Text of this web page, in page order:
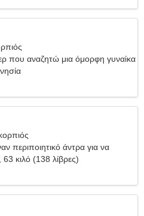
που αναζητώ μια όμορφη γυναίκα
περιποιητικό άντρα για να
κιλό (138 λίβρες)